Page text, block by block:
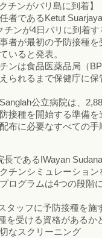
チンがバリ島に到着】
者であるKetut Suarjaya
チンが4日バリに到着す
者が最初の予防接種を
いると発表。
ンは食品医薬品局（
られるまで保健庁に保
公立病院は、
接種を開始する準備を
布に必要なすべての手
であるIWayan Sudana
チンシミュレーション
ログラムは4つの段階
タッフに予防接種を施
を受ける資格があるか
なスクリーニング